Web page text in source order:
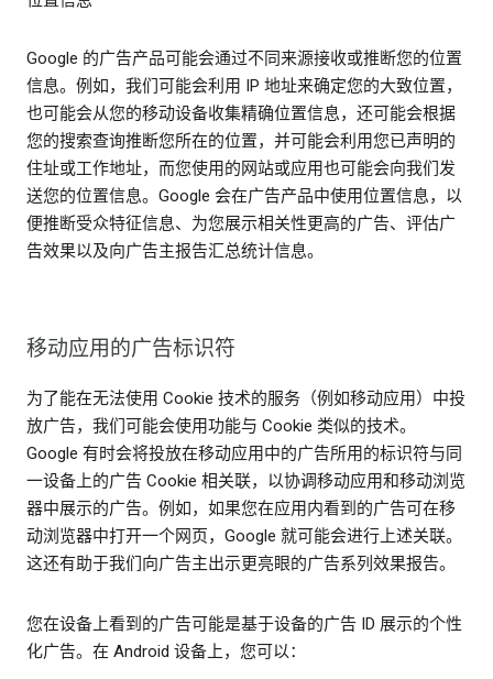
Google 的广告产品可能会通过不同来源接收或推断您的位置
信息。例如，我们可能会利用 IP 地址来确定您的大致位置，
也可能会从您的移动设备收集精确位置信息，还可能会根据
您的搜索查询推断您所在的位置，并可能会利用您已声明的
住址或工作地址，而您使用的网站或应用也可能会向我们发
送您的位置信息。Google 会在广告产品中使用位置信息，以
便推断受众特征信息、为您展示相关性更高的广告、评估广
告效果以及向广告主报告汇总统计信息。
移动应用的广告标识符
为了能在无法使用 Cookie 技术的服务（例如移动应用）中投
放广告，我们可能会使用功能与 Cookie 类似的技术。
Google 有时会将投放在移动应用中的广告所用的标识符与同
一设备上的广告 Cookie 相关联，以协调移动应用和移动浏览
器中展示的广告。例如，如果您在应用内看到的广告可在移
动浏览器中打开一个网页，Google 就可能会进行上述关联。
这还有助于我们向广告主出示更亮眼的广告系列效果报告。
您在设备上看到的广告可能是基于设备的广告 ID 展示的个性
化广告。在 Android 设备上，您可以：